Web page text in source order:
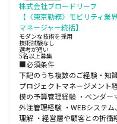
株式会社ブロードリーフ
【〈東京勤務〉モビリティ
マネージャー統括】
モダンな技術を採用
技術試験なし
選考が短い
5名以上募集
■必須条件
下記のうち複数のご経験・知
プロジェクトマネージメント
模の予算管理経験 ・ベンダー
外注管理経験 ・WEBシステ
理解 ・経営層や顧客との折衝